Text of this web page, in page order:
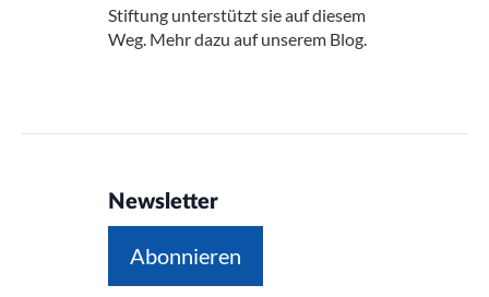
Stiftung unterstützt sie auf diesem
Weg. Mehr dazu auf unserem Blog.
Newsletter
Abonnieren